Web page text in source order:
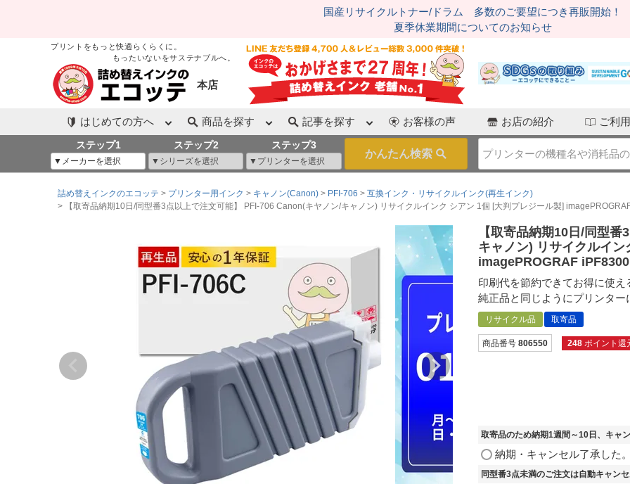
国産リサイクルトナー/ドラム 多数のご要望につき再販開始！
夏季休業期間についてのお知らせ
プリントをもっと快適らくらくに。
もったいないをサステナブルへ。
本店
はじめての方へ 商品を探す 記事を探す お客様の声 お店の紹介 ご利
ステップ1 ステップ2 ステップ3
詰め替えインクのエコッテ プリンター用インク キャノン(Canon) PFI-706
互換インク・リサイクルインク(再生インク)
【取寄品納期10日/同型番3点以上で注文可能】 PFI-706 Canon(キヤノン/キャノン) リサイクルインク シアン 1個 [大判プレジール製]
【取寄品納期10日/同型
キャノン) リサイクルイ
imagePROGRAF
印刷代を節約できてお得に使え
純正品と同じようにプリンター
リサイクル品 取寄品
商品番号 806550 248 ポイント還
取寄品のため納期1週間～10日、キャ
納期・キャンセル了承した。
同型番3点未満のご注文は自動キャン